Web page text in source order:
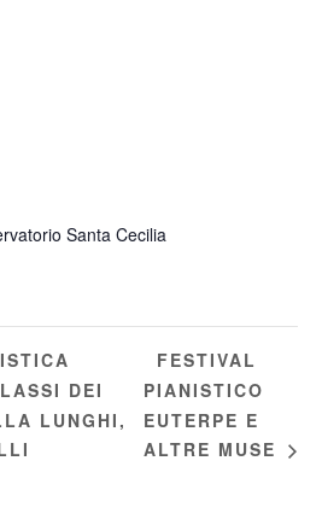
Santa Cecilia
DEI
LUNGHI,
FESTIVAL
PIANISTICO
EUTERPE E
ALTRE MUSE